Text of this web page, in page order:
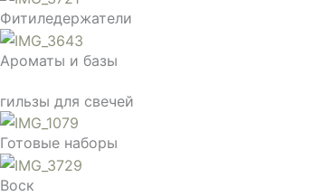
Фитиледержатели
Ароматы и базы
гильзы для свечей
Готовые наборы
Воск